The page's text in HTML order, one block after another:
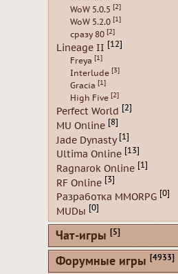
WoW 5.0.5 [2]
WoW 5.2.0 [1]
сразу 80 [2]
Lineage II [12]
Freya [1]
Interlude [3]
Gracia [1]
High Five [2]
Perfect World [2]
MU Online [8]
Jade Dynasty [1]
Ultima Online [13]
Ragnarok Online [1]
RF Online [3]
Разработка MMORPG [0]
MUDы [0]
Чат-игры [5]
Форумные игры [4933]